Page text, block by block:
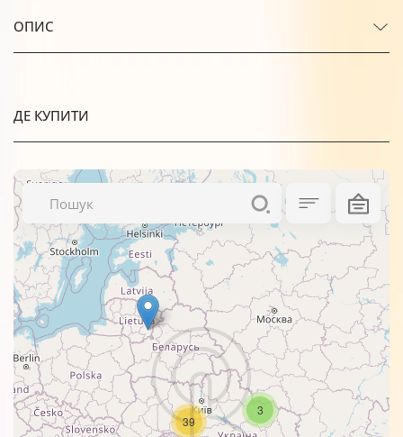
ОПИС
ДЕ КУПИТИ
3
39